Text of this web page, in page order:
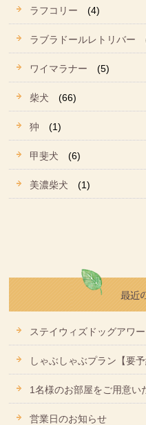
ラフコリー (4)
ラブラドールレトリバー
ワイマラナー (5)
柴犬 (66)
狆 (1)
甲斐犬 (6)
美濃柴犬 (1)
ステイウィズドッグアワー
しゃぶしゃぶプラン【要予
1名様のお部屋をご用意い
営業日のお知らせ